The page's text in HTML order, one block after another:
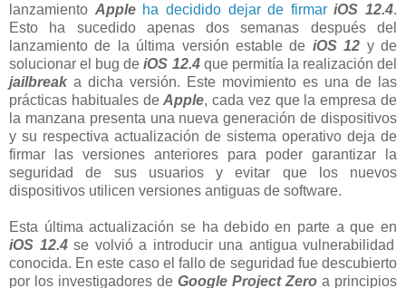
lanzamiento Apple ha decidido dejar de firmariOS 12.4.
Esto ha sucedido apenas dos semanas después del
lanzamiento de la última versión estable de iOS 12 y de
solucionar el bug deiOS 12.4que permitía la realización del
jailbreak a dicha versión. Este movimiento es una de las
prácticas habituales deApple, cada vez que la empresa de
la manzana presenta una nueva generación de dispositivos
y su respectiva actualización de sistema operativo deja de
firmar las versiones anteriores para poder garantizar la
seguridad de sus usuarios y evitar que los nuevos
dispositivos utilicen versiones antiguas de software.
Esta última actualización se ha debido en parte a que en
iOS 12.4se volvió a introducir una antigua vulnerabilidad
conocida. En este caso el fallo de seguridad fue descubierto
por los investigadores de Google Project Zero a principios